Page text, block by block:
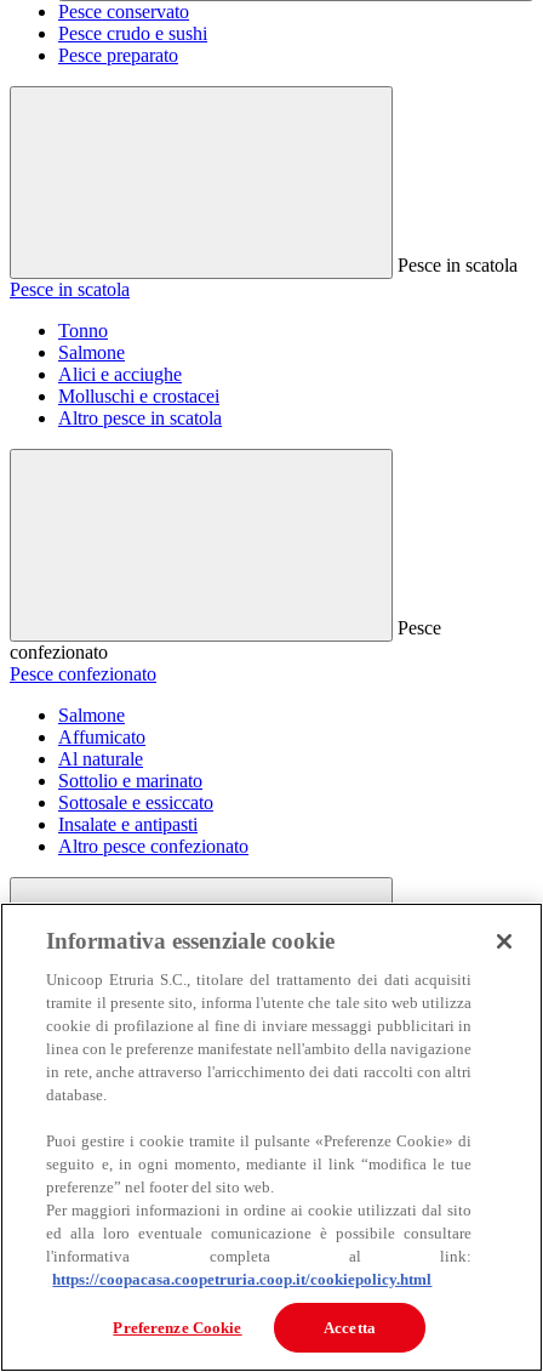
Pesce conservato
Pesce crudo e sushi
Pesce preparato
Pesce in scatola
Pesce in scatola
Tonno
Salmone
Alici e acciughe
Molluschi e crostacei
Altro pesce in scatola
Pesce
confezionato
Pesce confezionato
Salmone
Affumicato
Al naturale
Sottolio e marinato
Sottosale e essiccato
Insalate e antipasti
Altro pesce confezionato
Carne
Carne
Bovino
Informativa essenziale cookie
Unicoop Etruria S.C., titolare del trattamento dei dati acquisiti
tramite il presente sito, informa l'utente che tale sito web utilizza
cookie di profilazione al fine di inviare messaggi pubblicitari in
linea con le preferenze manifestate nell'ambito della navigazione
in rete, anche attraverso l'arricchimento dei dati raccolti con altri
database.
Puoi gestire i cookie tramite il pulsante «Preferenze Cookie» di
seguito e, in ogni momento, mediante il link “modifica le tue
preferenze” nel footer del sito web.
Per maggiori informazioni in ordine ai cookie utilizzati dal sito
ed alla loro eventuale comunicazione è possibile consultare
l'informativa completa al link:
https://coopacasa.coopetruria.coop.it/cookiepolicy.html
Preferenze Cookie Accetta